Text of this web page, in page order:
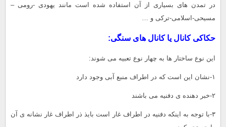
در تمدن های بسیاری از آن استفاده شده است مانند یهودی -رومی –
مسیحی-اسلامی-ترکی و …
حکاکی کانال یا کانال های سنگی:
این نوع ساختار ها به چهار نوع تعبیه می شوند:
۱-نشان این است که در اطراف منبع آبی وجود دارد
۲-خبر دهنده ی دفنیه می باشند
۳-با توجه به اینکه دفنیه در اطراف غار است بایذ ذر اطراف غار نشانه ی آن